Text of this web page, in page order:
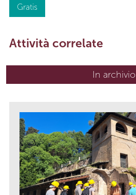
Gratis
Attività correlate
In archivio